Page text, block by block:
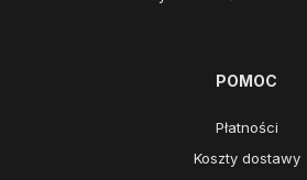
POMOC
Płatności
Koszty dostawy